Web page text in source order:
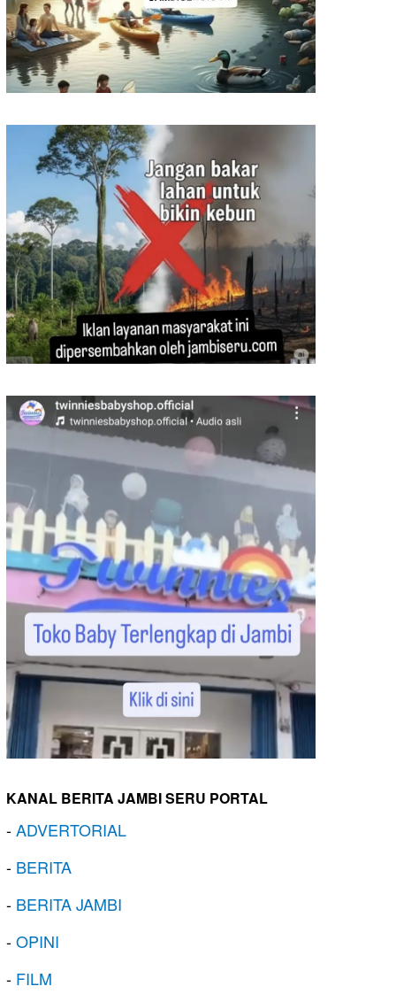
KANAL BERITA JAMBI SERU PORTAL
-ADVERTORIAL
- BERITA
- BERITA JAMBI
-OPINI
- FILM